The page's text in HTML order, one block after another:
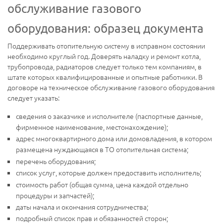
обслуживание газового
оборудования: образец документа
Поддерживать отопительную систему в исправном состоянии
необходимо круглый год. Доверять наладку и ремонт котла,
трубопровода, радиаторов следует только тем компаниям, в
штате которых квалифицированные и опытные работники. В
договоре на техническое обслуживание газового оборудования
следует указать:
сведения о заказчике и исполнителе (паспортные данные,
фирменное наименование, местонахождение);
адрес многоквартирного дома или домовладения, в котором
размещена нуждающаяся в ТО отопительная система;
перечень оборудования;
список услуг, которые должен предоставить исполнитель;
стоимость работ (общая сумма, цена каждой отдельно
процедуры и запчастей);
даты начала и окончания сотрудничества;
подробный список прав и обязанностей сторон;